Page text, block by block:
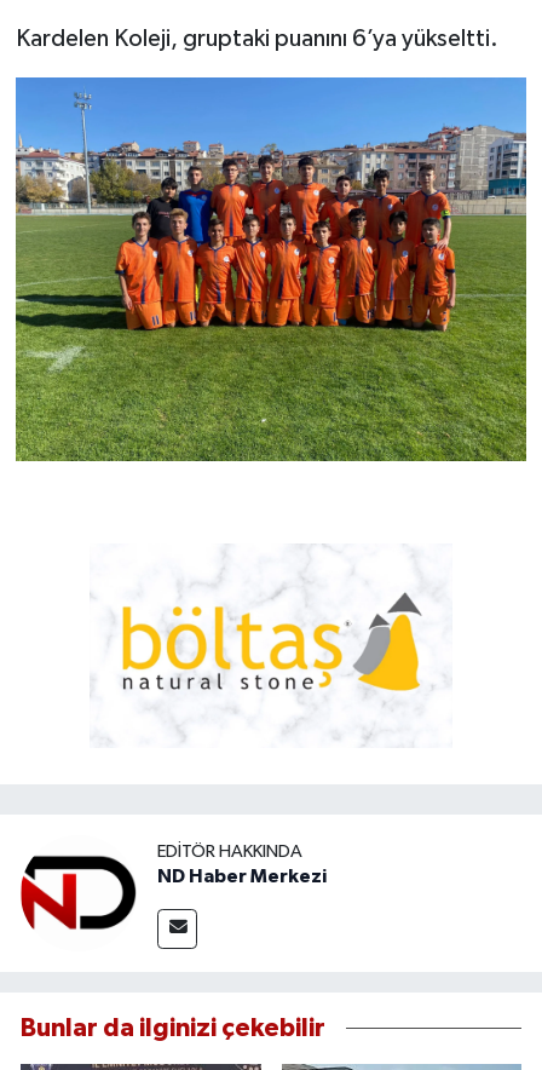
Kardelen Koleji, gruptaki puanını 6’ya yükseltti.
EDITÖR HAKKINDA
ND Haber Merkezi
Bunlar da ilginizi çekebilir